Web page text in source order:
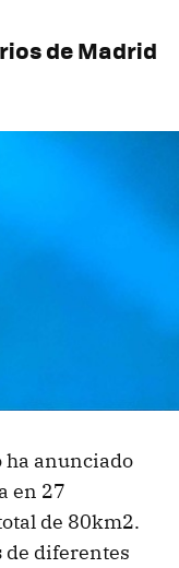
de Madrid
ha anunciado
en 27
de 80km2.
de diferentes